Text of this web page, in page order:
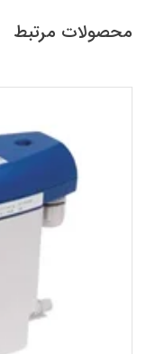
محصولات مرتبط